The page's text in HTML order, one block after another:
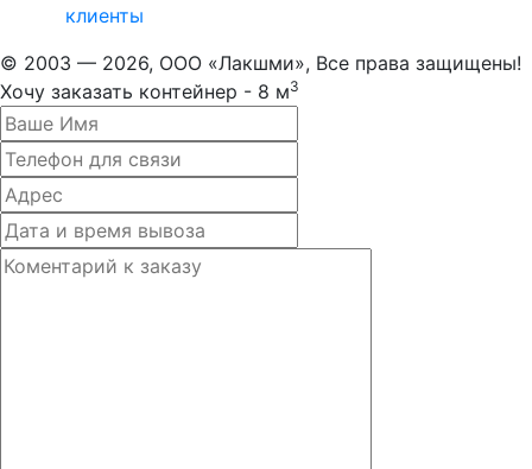
клиенты
© 2003 — 2026, ООО «Лакшми», Все права защищены!
Хочу заказать контейнер - 8 м3